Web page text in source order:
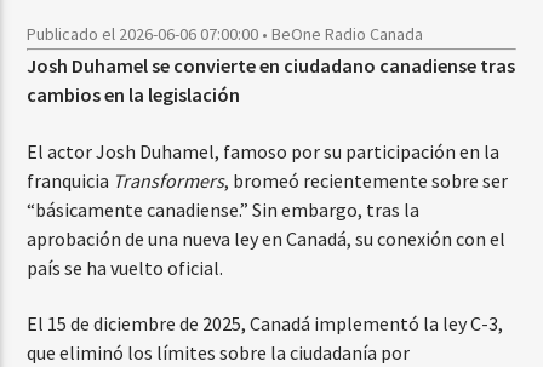
Publicado el 2026-06-06 07:00:00 • BeOne Radio Canada
Josh Duhamel se convierte en ciudadano canadiense tras
cambios en la legislación
El actor Josh Duhamel, famoso por su participación en la
franquicia Transformers, bromeó recientemente sobre ser
“básicamente canadiense.” Sin embargo, tras la
aprobación de una nueva ley en Canadá, su conexión con el
país se ha vuelto oficial.
El 15 de diciembre de 2025, Canadá implementó la ley C-3,
que eliminó los límites sobre la ciudadanía por